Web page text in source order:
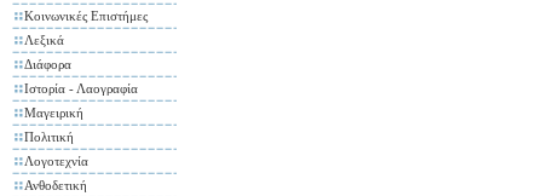
Κοινωνικές Επιστήμες
Λεξικά
Διάφορα
Ιστορία - Λαογραφία
Μαγειρική
Πολιτική
Λογοτεχνία
Ανθοδετική